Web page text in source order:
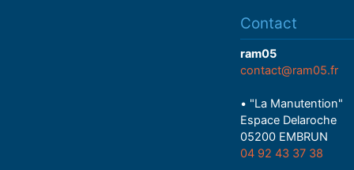
Contact
ram05
contact@ram05.fr
• "La Manutention"
Espace Delaroche
05200 EMBRUN
04 92 43 37 38